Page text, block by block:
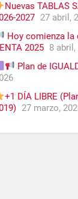
Nuevas TABLAS
2027 27 abril,
Hoy comienza la
2025 8 abril,
Plan de
+1 DÍA LIBRE
27 marzo,